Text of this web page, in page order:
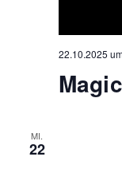
22.10.2025
MI.
22